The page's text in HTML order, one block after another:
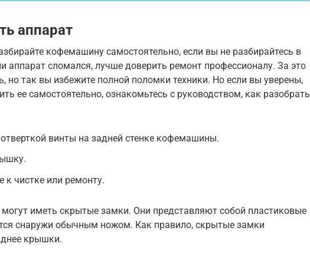
аппарат
кофемашину самостоятельно, если вы не разбирайтесь в
аппарат сломался, лучше доверить ремонт профессионалу. За это
но так вы избежите полной поломки техники. Но если вы уверены,
ее самостоятельно, ознакомьтесь с руководством, как разобрать
отверткой винты на задней стенке кофемашины.
к чистке или ремонту.
иметь скрытые замки. Они представляют собой пластиковые
снаружи обычным ножом. Как правило, скрытые замки
крышки.